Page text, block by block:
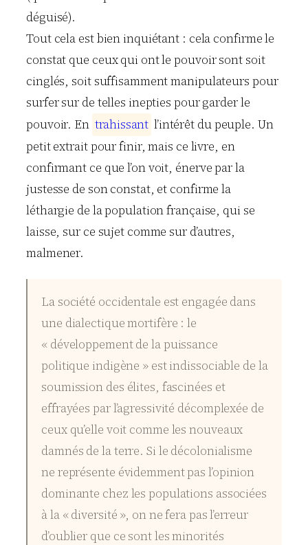
déguisé).
Tout cela est bien inquiétant : cela confirme le
constat que ceux qui ont le pouvoir sont soit
cinglés, soit suffisamment manipulateurs pour
surfer sur de telles inepties pour garder le
pouvoir. En trahissant l’intérêt du peuple. Un
petit extrait pour finir, mais ce livre, en
confirmant ce que l’on voit, énerve par la
justesse de son constat, et confirme la
léthargie de la population française, qui se
laisse, sur ce sujet comme sur d’autres,
malmener.
La société occidentale est engagée dans
une dialectique mortifère : le
« développement de la puissance
politique indigène » est indissociable de la
soumission des élites, fascinées et
effrayées par l’agressivité décomplexée de
ceux qu’elle voit comme les nouveaux
damnés de la terre. Si le décolonialisme
ne représente évidemment pas l’opinion
dominante chez les populations associées
à la « diversité », on ne fera pas l’erreur
d’oublier que ce sont les minorités